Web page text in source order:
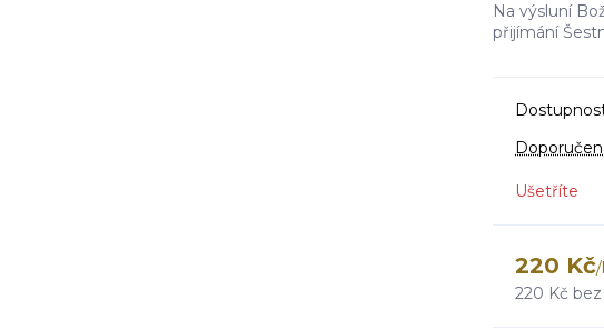
Na výsluní
přijímání
Ušetříte
220 Kč/
220 Kč